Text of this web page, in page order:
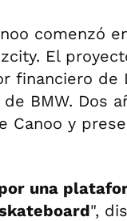
comenzó
El
financiero de
BMW. Dos
Canoo y
una
",